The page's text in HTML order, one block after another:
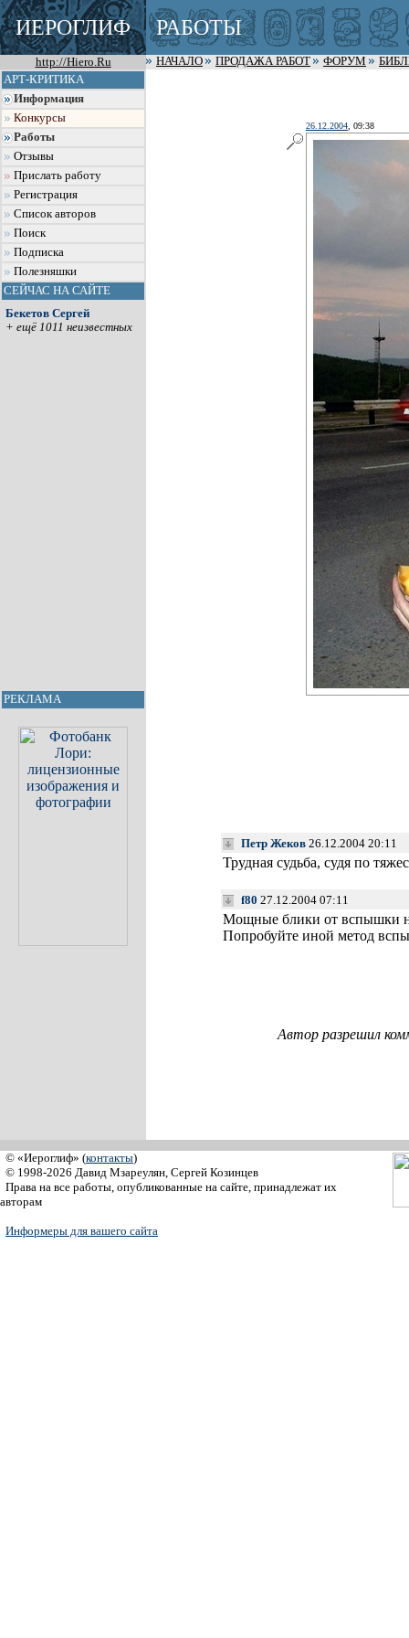
ИЕРОГЛИФ РАБОТЫ
http://Hiero.Ru НАЧАЛО ПРОДАЖА РАБОТ ФОРУМ
АРТ-КРИТИКА
Информация
Конкурсы
Работы
Отзывы
Прислать работу
Регистрация
Список авторов
Поиск
Подписка
Полезняшки
СЕЙЧАС НА САЙТЕ
Бекетов Сергей
+ ещё 1011 неизвестных
РЕКЛАМА
26.12.2004 , 09:38
Петр Жеков 26.12.2004 20:11
Трудная судьба, судя по
f80 27.12.2004 07:11
Мощные блики от вспышки
Попробуйте иной метод
Автор разрешил
© «Иероглиф» (контакты)
© 1998-2026 Давид Мзареулян, Сергей Козинцев
Права на все работы, опубликованные на сайте, принадлежат их
авторам
Информеры для вашего сайта